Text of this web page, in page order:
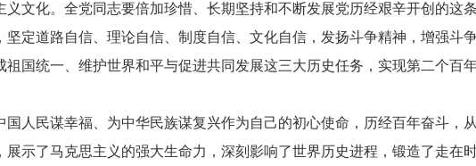
文化。全党同志要倍加珍惜、长期坚持和不断发展党历经艰辛开创的这
定道路自信、理论自信、制度自信、文化自信，发扬斗争精神，增强斗
国统一、维护世界和平与促进共同发展这三大历史任务，实现第二个百
民谋幸福、为中华民族谋复兴作为自己的初心使命，历经百年奋斗，
示了马克思主义的强大生命力，深刻影响了世界历史进程，锻造了走在